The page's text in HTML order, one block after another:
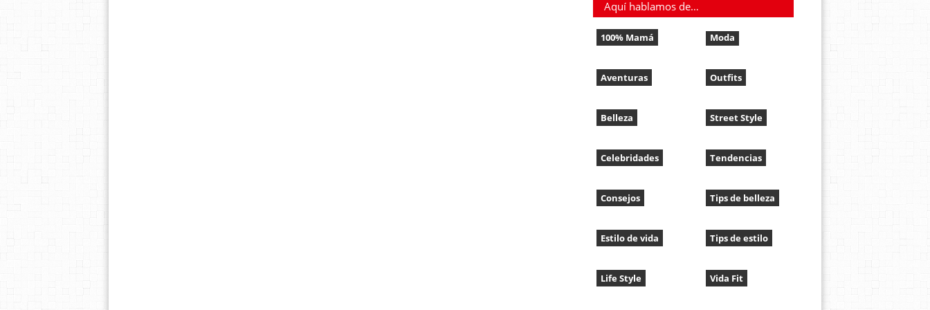
Aquí hablamos de…
100% Mamá
Aventuras
Belleza
Celebridades
Consejos
Estilo de vida
Life Style
Moda
Outfits
Street Style
Tendencias
Tips de belleza
Tips de estilo
Vida Fit